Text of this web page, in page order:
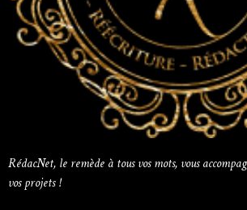
RédacNet, le remède à tous vos mots, vous
vos projets !